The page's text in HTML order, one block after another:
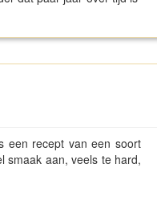
een recept van een soort
smaak aan, veels te hard,